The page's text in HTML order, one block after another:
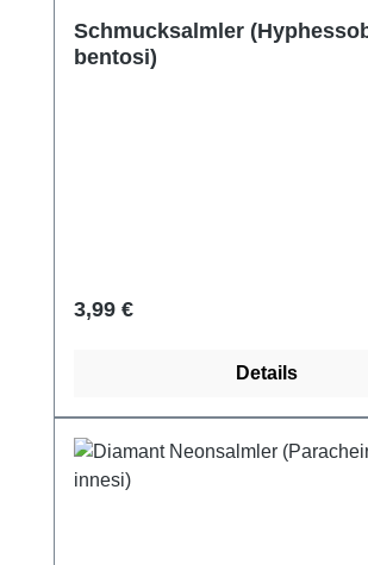
Schmucksalmler
bentosi)
Regulärer Preis:
3,99 €
Details